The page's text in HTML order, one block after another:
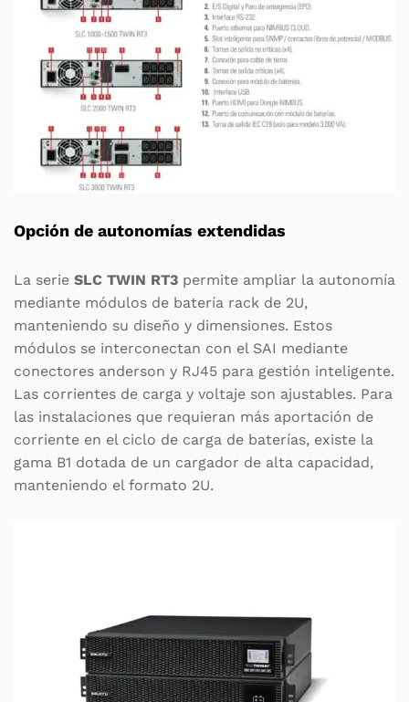
Opción de autonomías extendidas
La serie SLC TWIN RT3 permite ampliar la autonomía
mediante módulos de batería rack de 2U,
manteniendo su diseño y dimensiones. Estos
módulos se interconectan con el SAI mediante
conectores anderson y RJ45 para gestión inteligente.
Las corrientes de carga y voltaje son ajustables. Para
las instalaciones que requieran más aportación de
corriente en el ciclo de carga de baterías, existe la
gama B1 dotada de un cargador de alta capacidad,
manteniendo el formato 2U.